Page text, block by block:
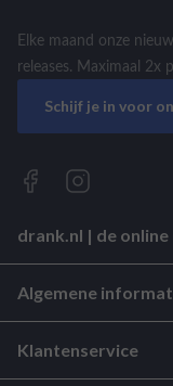
drank.nl | de
Algemene
Klantenservice
Elke maand onze
releases. Maximaal 2x
Schijf je in voor